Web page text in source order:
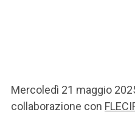
Mercoledì 21 maggio
collaborazione con